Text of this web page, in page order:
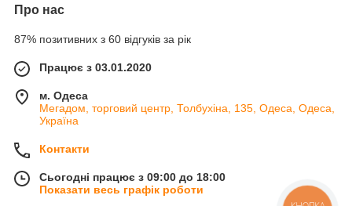
Про нас
87% позитивних з 60 відгуків за рік
Працює з 03.01.2020
м. Одеса
Мегадом, торговий центр, Толбухіна, 135, Одеса, Одеса,
Україна
Контакти
Сьогодні працює з 09:00 до 18:00
Показати весь графік роботи